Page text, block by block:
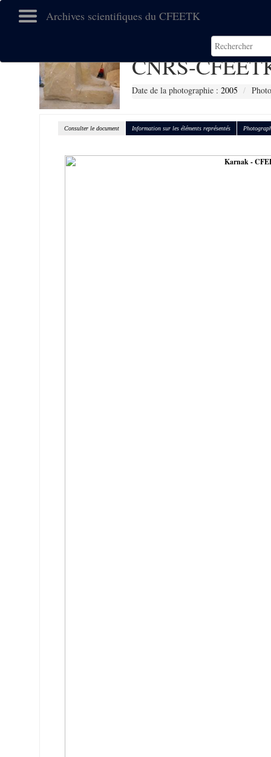
Archives scientifiques du CFEETK
CNRS-
Date de la photographie :2005
Consulter le document Information sur les éléments représentés